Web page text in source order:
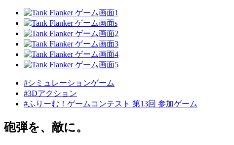
#シミュレーションゲーム
#3Dアクション
#ふりーむ！ゲームコンテスト 第13回 参加ゲーム
砲弾を、敵に。